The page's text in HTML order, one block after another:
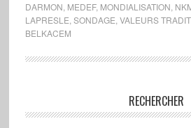
DARMON MEDEF, MONDIALISATION
LAPRESLE SONDAGE VALEURS
BELKACEM
RECHERCHER